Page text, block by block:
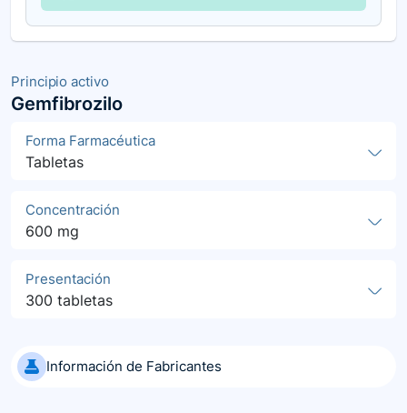
Principio activo
Gemfibrozilo
Forma Farmacéutica
Tabletas
Concentración
600 mg
Presentación
300 tabletas
Información de Fabricantes